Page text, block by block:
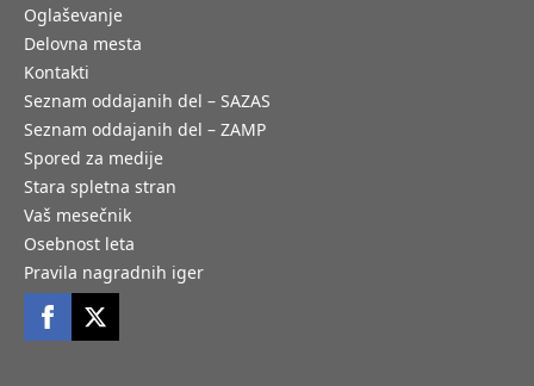
Oglaševanje
Delovna mesta
Kontakti
Seznam oddajanih del – SAZAS
Seznam oddajanih del – ZAMP
Spored za medije
Stara spletna stran
Vaš mesečnik
Osebnost leta
Pravila nagradnih iger